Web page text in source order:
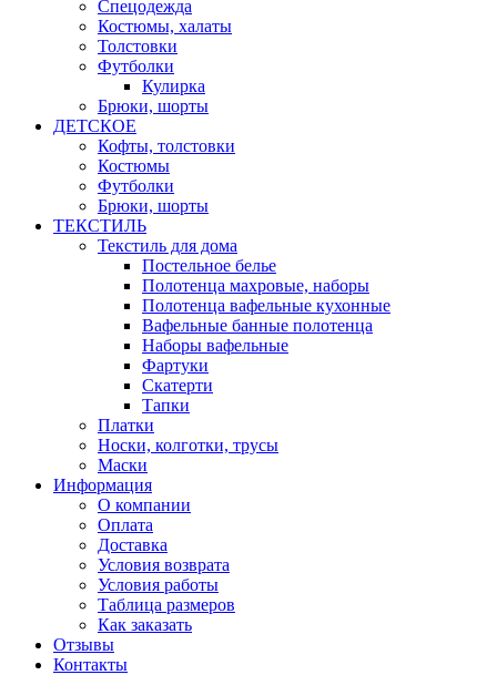
Спецодежда
Костюмы, халаты
Толстовки
Футболки
Кулирка
Брюки, шорты
ДЕТСКОЕ
Кофты, толстовки
Костюмы
Футболки
Брюки, шорты
ТЕКСТИЛЬ
Текстиль для дома
Постельное белье
Полотенца махровые, наборы
Полотенца вафельные кухонные
Вафельные банные полотенца
Наборы вафельные
Фартуки
Скатерти
Тапки
Платки
Носки, колготки, трусы
Маски
Информация
О компании
Оплата
Доставка
Условия возврата
Условия работы
Таблица размеров
Как заказать
Отзывы
Контакты